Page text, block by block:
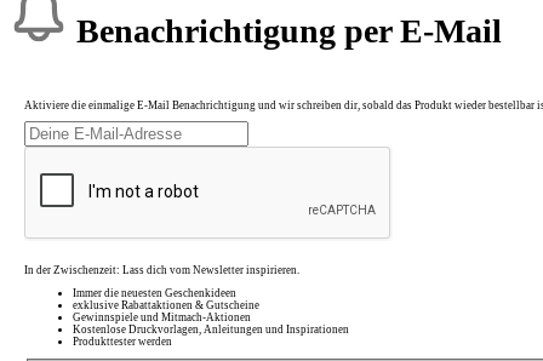
Benachrichtigung per E-Mail
Aktiviere die einmalige E-Mail Benachrichtigung und wir schreiben dir, sobald das Produkt wieder bestellbar
In der Zwischenzeit: Lass dich vom Newsletter inspirieren.
Immer die neuesten Geschenkideen
exklusive Rabattaktionen & Gutscheine
Gewinnspiele und Mitmach-Aktionen
Kostenlose Druckvorlagen, Anleitungen und Inspirationen
Produkttester werden